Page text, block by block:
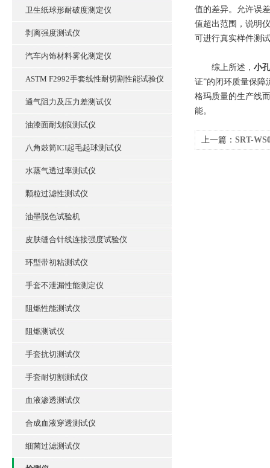
卫生纸球形耐破度测定仪
剥离强度测试仪
汽车内饰材料雾化测定仪
ASTM F2992手套线性耐切割性能试验仪
通气阻力及压力差测试仪
油漆面耐划痕测试仪
八角鼓筒ICI起毛起球测试仪
水蒸气透过率测试仪
颗粒过滤性测试仪
油墨脱色试验机
皮肤缝合针线连接强度试验仪
环型带初粘测试仪
手套不泄漏性能测定仪
阻燃性能测试仪
阻燃测试仪
手套抗切测试仪
手套耐切割测试仪
血液渗透测试仪
合成血液穿透测试仪
细菌过滤测试仪
值的差异。允许误
值超出范围，说明
可进行真实样件测
综上所述， 小
证”的闭环质量保障
格玛质量的生产线
能。
上一篇： SRT-